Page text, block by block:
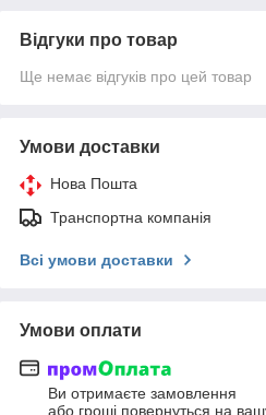
Відгуки про товар
Ще немає відгуків про цей товар
Умови доставки
Нова Пошта
Транспортна компанія
Всі умови доставки
Умови оплати
Ви отримаєте замовлення
або гроші повернуться на